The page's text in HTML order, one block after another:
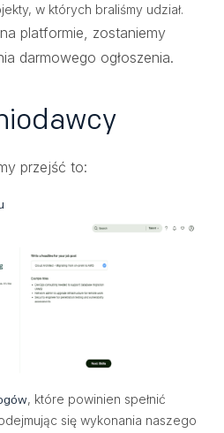
w których braliśmy udział.
platformie, zostaniemy
darmowego ogłoszenia.
przejść to:
, które powinien spełnić
się wykonania naszego